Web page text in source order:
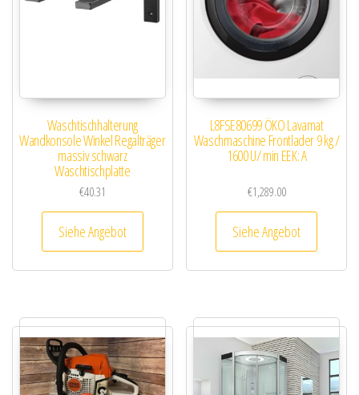
Waschtischhalterung
Wandkonsole Winkel Regalträger
massiv schwarz
Waschtischplatte
€40.31
Siehe Angebot
L8FSE80699 ÖKO Lavamat
Waschmaschine Frontlader 9 kg /
1600 U/ min EEK: A
€1,289.00
Siehe Angebot